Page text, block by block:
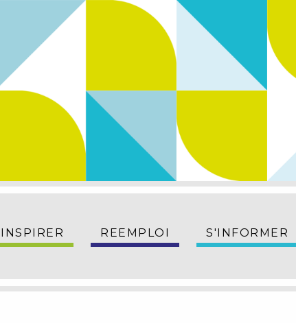
INSPIRER REEMPLOI
S'INFORMER